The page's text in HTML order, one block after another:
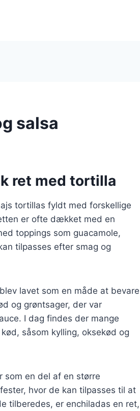
salsa
ret med tortilla
tortillas fyldt med forskellige
er ofte dækket med en
toppings som guacamole,
tilpasses efter smag og
lavet som en måde at bevare
og grøntsager, der var
I dag findes der mange
såsom kylling, oksekød og
som en del af en større
hvor de kan tilpasses til at
tilberedes, er enchiladas en ret,